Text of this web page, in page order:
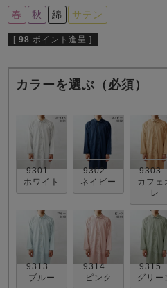
- Item Ranking -
すべてのデザインのパジ
春 秋 綿 サテン
[ 98 ポイント進呈 ]
カラーを選ぶ（必須）
9301
ホワイト
9302
ネイビー
カフェ
レ
9313
ブルー
9314
ピンク
グリー